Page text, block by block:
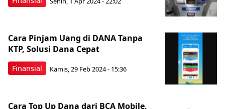
Finansial
Cara Pinjam Uang di DANA Tanpa
KTP, Solusi Dana Cepat
Kamis, 29 Feb 2024 - 15:36
Cara Top Up Dana dari BCA Mobile,